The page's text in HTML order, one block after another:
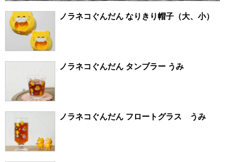
ノラネコぐんだん なりきり帽子（大、小）
ノラネコぐんだん タンブラー うみ
ノラネコぐんだん フロートグラス うみ